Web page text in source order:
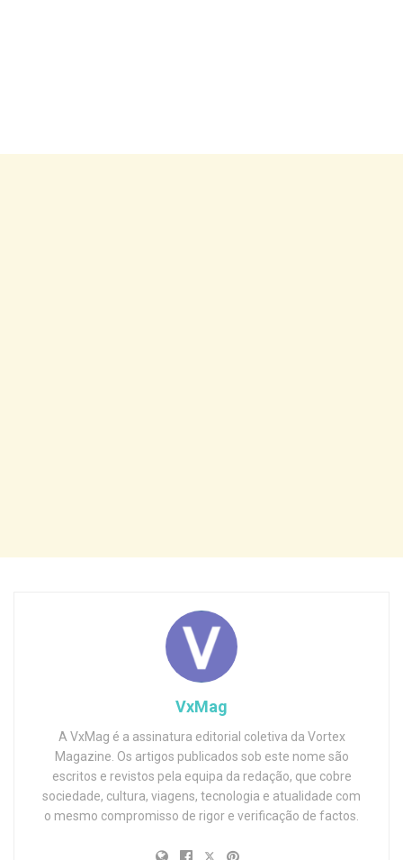
VxMag
A VxMag é a assinatura editorial coletiva da Vortex
Magazine. Os artigos publicados sob este nome são
escritos e revistos pela equipa da redação, que cobre
sociedade, cultura, viagens, tecnologia e atualidade com
o mesmo compromisso de rigor e verificação de factos.